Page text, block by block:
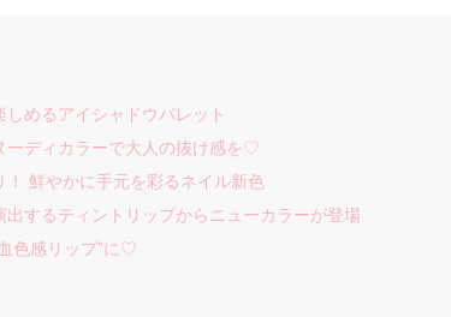
めるアイシャドウパレット
ーディカラーで大人の抜け感を♡
鮮やかに手元を彩るネイル新色
出するティントリップからニューカラーが登場
色感リップ”に♡